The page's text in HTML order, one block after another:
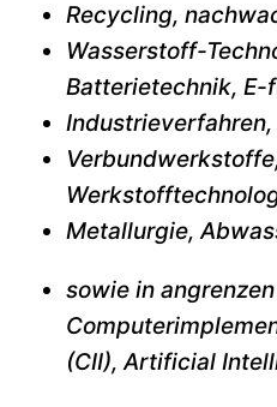
Recycling,
Wasserstoff-
Batterietechnik, E-
Metallurgie,
sowie in
(CII), Artificial